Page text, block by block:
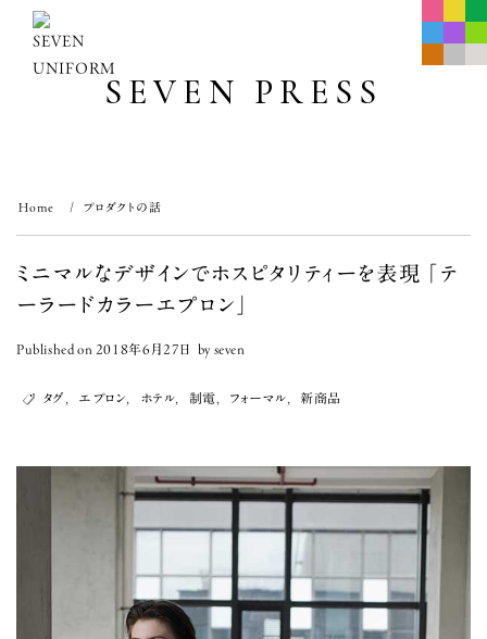
content
SEVEN PRESS
Home プロダクトの話
ミニマルなデザインでホスピタリティーを表現 「テ
ーラードカラーエプロン」
Published on 2018年6月27日 by seven
タグ , エプロン, ホテル, 制電, フォーマル, 新商品